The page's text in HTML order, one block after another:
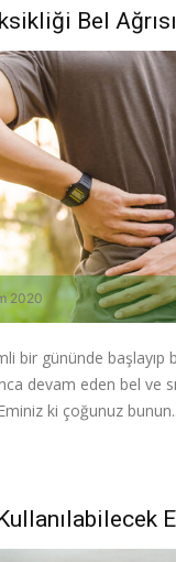
Bel
2020
bir gününde başlayıp
devam eden bel ve
ki çoğunuz